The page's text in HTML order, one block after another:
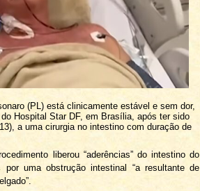
(PL) está clinicamente estável e sem dor,
Hospital Star DF, em Brasília, após ter sido
a uma cirurgia no intestino com duração de
liberou “aderências” do intestino do
por uma obstrução intestinal “a resultante de